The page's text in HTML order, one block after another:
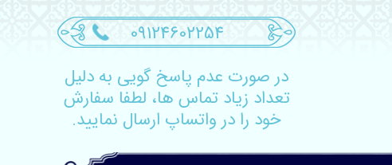
09124602254
در صورت عدم پاسخ گویی به دلیل
تعداد زیاد تماس ها، لطفا سفارش
خود را در واتساپ ارسال نمایید.